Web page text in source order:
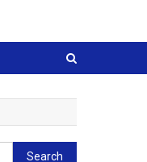
Search